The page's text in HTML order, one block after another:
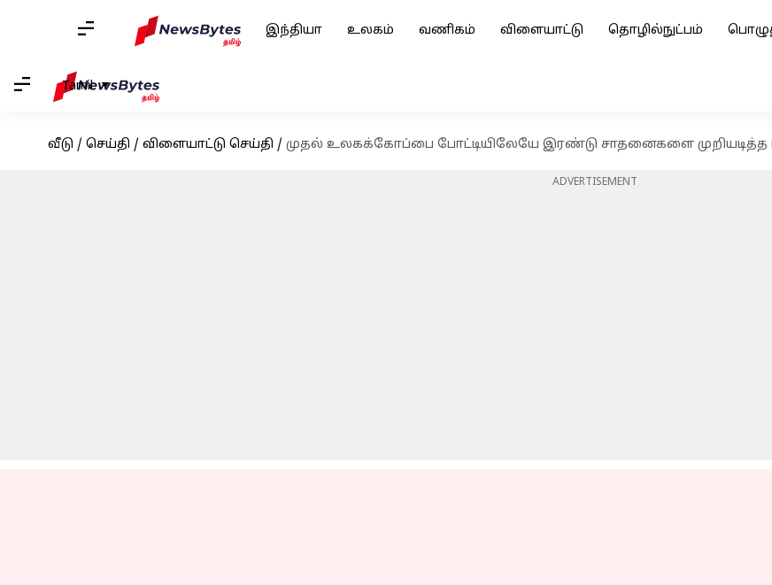
இந்தியா உலகம் வணிகம் விளையாட்டு தொழில்நுட்பம்
Tamil
வீடு / செய்தி / விளையாட்டு செய்தி / முதல் உலகக்கோப்பை போட்டியிலேயே இரண்டு சாதனைகளை முறியடித்த
ADVERTISEMENT